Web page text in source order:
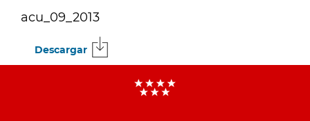
acu_09_2013
Descargar